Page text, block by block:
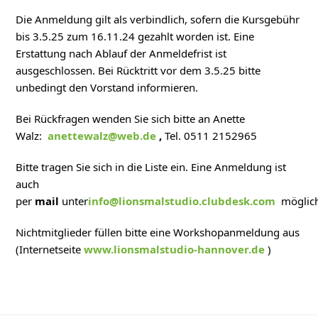
Die Anmeldung gilt als verbindlich, sofern die Kursgebühr
bis 3.5.25 zum 16.11.24 gezahlt worden ist. Eine
Erstattung nach Ablauf der Anmeldefrist ist
ausgeschlossen. Bei Rücktritt vor dem 3.5.25 bitte
unbedingt den Vorstand informieren.
Bei Rückfragen wenden Sie sich bitte an Anette
Walz:anettewalz@web.de , Tel. 0511 2152965
Bitte tragen Sie sich in die Liste ein. Eine Anmeldung ist
auch
per mail unterinfo@lionsmalstudio.clubdesk.com
Nichtmitglieder füllen bitte eine Workshopanmeldung aus
(Internetseitewww.lionsmalstudio-hannover.de )